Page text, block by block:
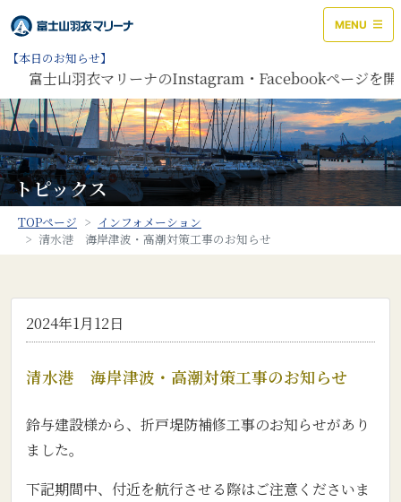
MENU
【本日のお知らせ】
富士山羽衣マリーナのInstagram・Facebookページを開
トピックス
TOPページ
インフォメーション
清水港 海岸津波・高潮対策工事のお知らせ
2024年1月12日
清水港 海岸津波・高潮対策工事のお知らせ
鈴与建設様から、折戸堤防補修工事のお知らせがあり
ました。
下記期間中、付近を航行させる際はご注意くださいま